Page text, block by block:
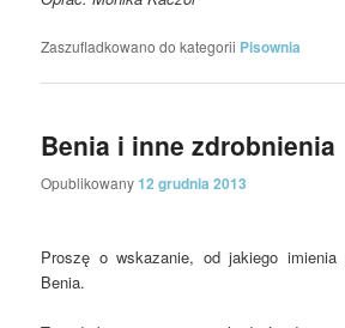
Zaszufladkowano do kategorii Pisownia
Benia i inne zdrobnienia
Opublikowany12 grudnia 2013
Proszę o wskazanie, od jakiego imienia
Benia.